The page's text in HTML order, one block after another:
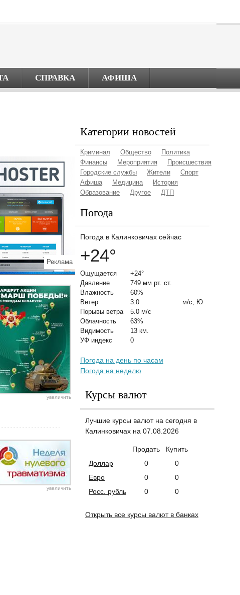
СПРАВКА АФИША
Реклама
увеличить
увеличить
Категории новостей
Криминал Общество
Политика
Финансы
Мероприятия
Происшествия
Городские службы
Жители
Спорт
Афиша
Медицина
История
Образование
Другое ДТП
Погода
Погода в Калинковичах сейчас
+24°
Ощущается
+24°
Давление
749 мм рт. ст.
Влажность
60%
Ветер
3.0
м/с, Ю
Порывы ветра
5.0 м/с
Облачность
63%
Видимость
13 км.
УФ индекс
0
Погода на день по часам
Погода на неделю
Курсы валют
Лучшие курсы валют на сегодня в
Калинковичах на 07.08.2026
Продать
Купить
Доллар
0
0
Евро
0
0
Росс. рубль
0 0
Открыть все курсы валют в банках